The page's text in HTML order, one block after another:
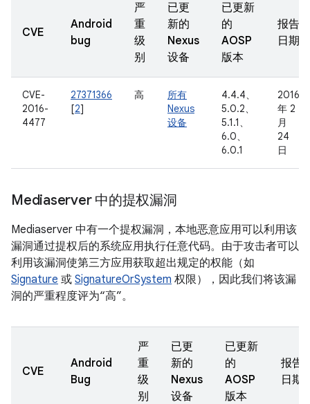
CVE
Android
bug
严
重
级
别
已更
新的
Nexus
设备
已更新
的
AOSP
版本
报告
日期
CVE-
2016-
4477
27371366
[2]
高
所有
Nexus
设备
4.4.4、
5.0.2、
5.1.1、
6.0、
6.0.1
2016
年 2
月
24
日
Mediaserver 中的提权漏洞
Mediaserver 中有一个提权漏洞，本地恶意应用可以利用该
漏洞通过提权后的系统应用执行任意代码。由于攻击者可以
利用该漏洞使第三方应用获取超出规定的权能（如
Signature 或 SignatureOrSystem 权限），因此我们将该漏
洞的严重程度评为“高”。
CVE
Android
Bug
严
重
级
别
已更
新的
Nexus
设备
已更新
的
AOSP
版本
报告
日期